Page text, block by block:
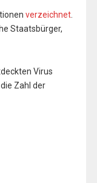
verzeichnet.
Staatsbürger,
Virus
Zahl der